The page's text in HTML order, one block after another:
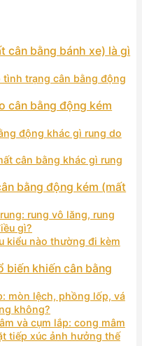
cân bằng bánh xe) là gì
tình trạng cân bằng động
cân bằng động kém
động khác gì rung do
cân bằng khác gì rung
bằng động kém (mất
rung vô lăng, rung
gì?
kiểu nào thường đi kèm
biến khiến cân bằng
mòn lệch, phồng lốp, vá
không?
và cụm lắp: cong mâm
tiếp xúc ảnh hưởng thế